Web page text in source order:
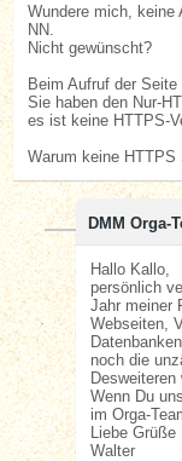
Wundere mich, keine
NN.
Nicht gewünscht?
Beim Aufruf der
Sie haben den Nur-
es ist keine HTTPS-
Warum keine HTTPS
DMM Orga-
Hallo Kallo,
persönlich
Jahr meiner
Webseiten,
noch die
Wenn Du
im Orga-
Liebe Grüße
Walter